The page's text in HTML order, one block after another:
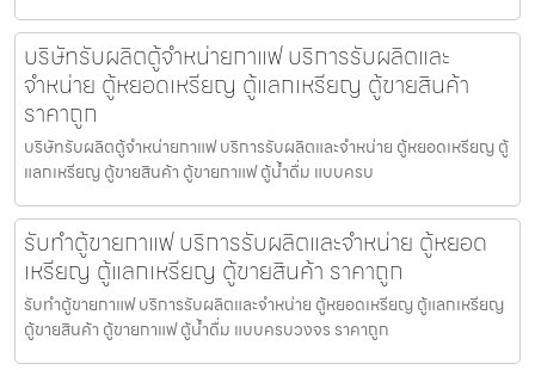
บริษัทรับผลิตตู้จำหน่ายกาแฟ บริการรับผลิตและ
จำหน่าย ตู้หยอดเหรียญ ตู้แลกเหรียญ ตู้ขายสินค้า
ราคาถูก
บริษัทรับผลิตตู้จำหน่ายกาแฟ บริการรับผลิตและจำหน่าย ตู้หยอดเหรียญ ตู้
แลกเหรียญ ตู้ขายสินค้า ตู้ขายกาแฟ ตู้น้ำดื่ม แบบครบ
รับทำตู้ขายกาแฟ บริการรับผลิตและจำหน่าย ตู้หยอด
เหรียญ ตู้แลกเหรียญ ตู้ขายสินค้า ราคาถูก
รับทำตู้ขายกาแฟ บริการรับผลิตและจำหน่าย ตู้หยอดเหรียญ ตู้แลกเหรียญ
ตู้ขายสินค้า ตู้ขายกาแฟ ตู้น้ำดื่ม แบบครบวงจร ราคาถูก